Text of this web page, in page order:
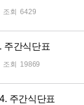
6429
주간식단표
19869
주간식단표